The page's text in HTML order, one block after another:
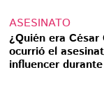
ASESINATO
¿Quién era César
ocurrió el
influencer